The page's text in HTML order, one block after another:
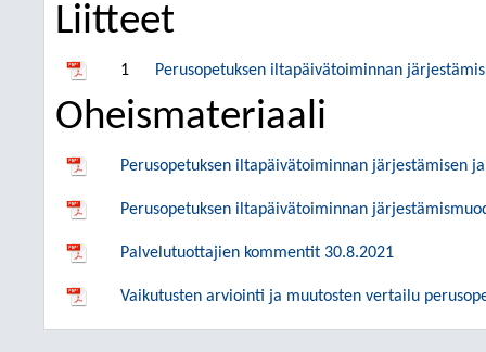
Liitteet
1 Perusopetuksen iltapäivätoiminnan
Oheismateriaali
Perusopetuksen iltapäivätoiminnan järjestämisen
Perusopetuksen iltapäivätoiminnan
Palvelutuottajien kommentit 30.8.2021
Vaikutusten arviointi ja muutosten vertailu